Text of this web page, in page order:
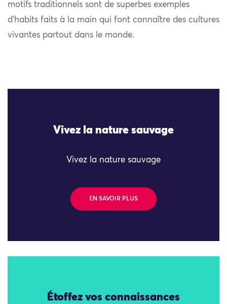
motifs traditionnels sont de superbes exemples
d’habits faits à la main qui font connaître des cultures
vivantes partout dans le monde.
Vivez la nature sauvage
Vivez la nature sauvage
EN SAVOIR PLUS
Étoffez vos connaissances